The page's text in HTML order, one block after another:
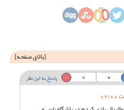
[بالای صفحه]
پاسخ به این نظر 0
0